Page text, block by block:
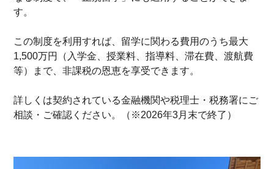
す。
この制度を利用すれば、留学に関わる費用のうち最大
1,500万円（入学金、授業料、指導料、滞在費、渡航費
等）まで、非課税の恩恵を享受できます。
詳しくは契約されている金融機関や税理士・税務署にご
相談・ご確認ください。（※2026年3月末で終了）